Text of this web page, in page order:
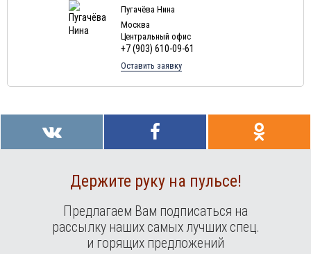
Пугачёва Нина
Москва
Центральный офис
+7 (903) 610-09-61
Оставить заявку
Держите руку на пульсе!
Предлагаем Вам подписаться на
рассылку наших самых лучших спец.
и горящих предложений